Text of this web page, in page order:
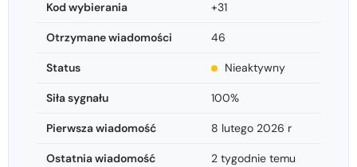
Kod wybierania +31
Otrzymane wiadomości 46
Status Nieaktywny
Siła sygnału 100%
Pierwsza wiadomość 8 lutego 2026 r
Ostatnia wiadomość 2 tygodnie temu